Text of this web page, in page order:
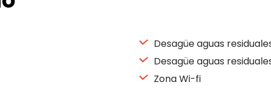
Desagüe aguas
Desagüe aguas
Zona Wi-fi